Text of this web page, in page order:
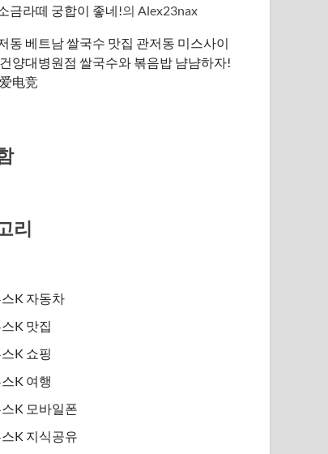
금라떼 궁합이 좋네!의Alex23nax
동 베트남 쌀국수 맛집 관저동 미스사이
양대병원점 쌀국수와 볶음밥 냠냠하자!
爱电竞
리
K 자동차
K 맛집
K 쇼핑
K 여행
K 모바일폰
K 지식공유